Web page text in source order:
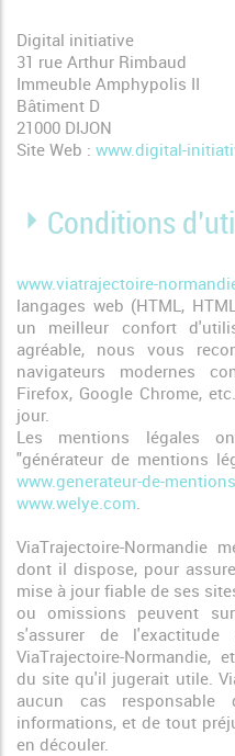
Digital initiative
31 rue Arthur Rimbaud
Immeuble Amphypolis II
Bâtiment D
21000 DIJON
Site Web : www.digital-
Conditions
www.viatrajectoire-
langages web (HTML,
un meilleur confort
agréable, nous vous
navigateurs modernes
Firefox, Google Chrome,
jour.
Les mentions légales
"générateur de mentions
www.generateur-de-
www.welye.com.
ViaTrajectoire-Normandie
dont il dispose, pour
mise à jour fiable de ses
ou omissions peuvent
s'assurer de
ViaTrajectoire-Normandie,
du site qu'il jugerait utile.
aucun cas
informations, et de tout
en découler.